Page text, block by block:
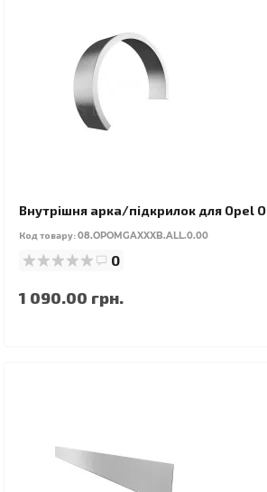
Внутрішня арка/підкрилок для Opel
Код товару:08.OPOMGAXXXB.ALL.0.00
0
1 090.00 грн.